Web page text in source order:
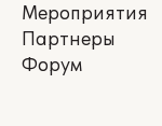
Мероприятия
Партнеры
Форум